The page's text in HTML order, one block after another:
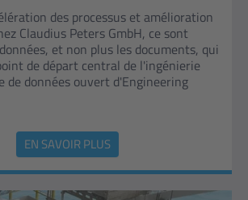
des processus et amélioration
Claudius Peters GmbH, ce sont
et non plus les documents, qui
de départ central de l'ingénierie
de données ouvert d'Engineering
EN SAVOIR PLUS